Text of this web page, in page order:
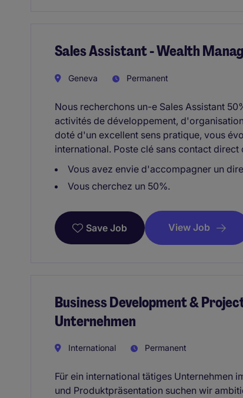
Sales Assistant - Wealth
Geneva Permanent
Nous recherchons un-e Sales Assistant
activités de développement,
doté d'un excellent sens pratique, vous
international. Poste clé sans contact
Vous avez envie d'accompagner un
Vous cherchez un 50%.
Save Job View Job
Business Development &
Unternehmen
International Permanent
Für ein international tätiges Unternehmen
und Produktpräsentation suchen wir